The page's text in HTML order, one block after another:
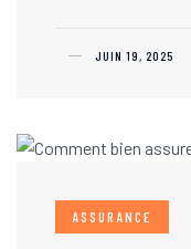
JUIN 19, 2025
ASSURANCE